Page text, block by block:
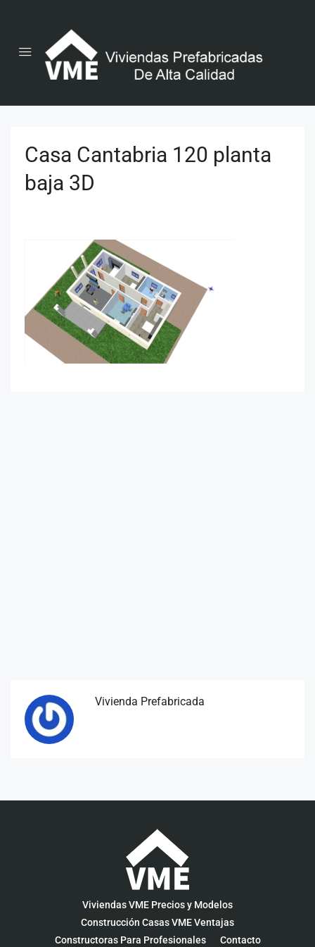
Casa Cantabria 120 planta
baja 3D
Vivienda Prefabricada
Viviendas VME Precios y Modelos
Construcción Casas VME Ventajas
Constructoras Para Profesionales
Contacto